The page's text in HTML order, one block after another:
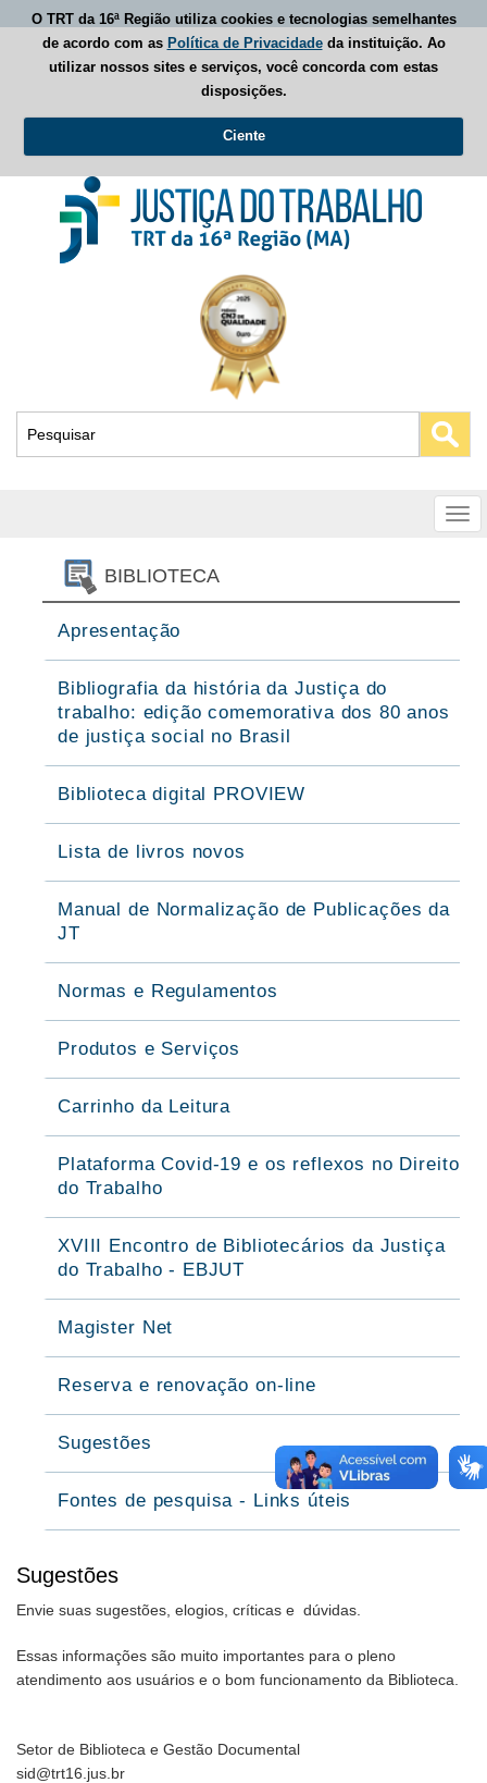
O TRT da 16ª Região utiliza cookies e tecnologias semelhantes
de acordo com as Política de Privacidadeda instituição. Ao
utilizar nossos sites e serviços, você concorda com estas
disposições.
Ciente
Sugestões
Envie suas sugestões, elogios, críticas e dúvidas.
Essas informações são muito importantes para o pleno
atendimento aos usuários e o bom funcionamento da Biblioteca.
Setor de Biblioteca e Gestão Documental
sid@trt16.jus.br
BIBLIOTECA
Apresentação
Bibliografia da história da Justiça do
trabalho: edição comemorativa dos 80 anos
de justiça social no Brasil
Biblioteca digital PROVIEW
Lista de livros novos
Manual de Normalização de Publicações da
JT
Normas e Regulamentos
Produtos e Serviços
Carrinho da Leitura
Plataforma Covid-19 e os reflexos no Direito
do Trabalho
XVIII Encontro de Bibliotecários da Justiça
do Trabalho - EBJUT
Magister Net
Reserva e renovação on-line
Sugestões
Fontes de pesquisa - Links úteis